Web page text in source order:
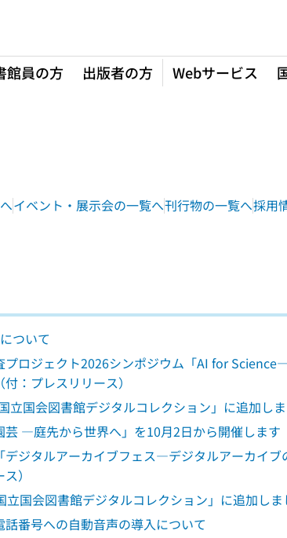
館員の方 出版者の方 Webサービス
イベント・展示会の一覧へ刊行物の一覧へ採用
ついて
プロジェクト2026シンポジウム「AI for
：プレスリリース）
立国会図書館デジタルコレクション」に追加し
―庭先から世界へ」を10月2日から開催します
デジタルアーカイブフェス―デジタルアーカイ
）
立国会図書館デジタルコレクション」に追加しま
番号への自動音声の導入について